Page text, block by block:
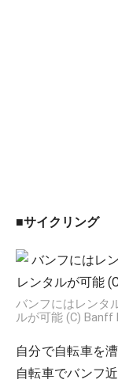
■サイクリング
バンフにはレンタ
ルが可能 (C) Banff
自分で自転車を
自転車でバンフ